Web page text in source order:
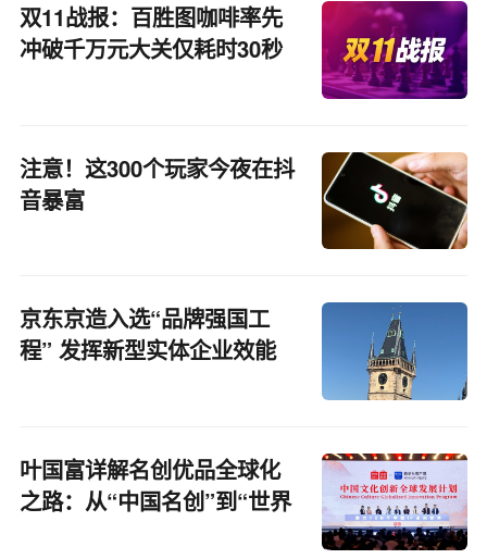
双11战报：百胜图咖啡率先
冲破千万元大关仅耗时30秒
注意！这300个玩家今夜在抖
音暴富
京东京造入选“品牌强国工
程” 发挥新型实体企业效能
叶国富详解名创优品全球化
之路：从“中国名创”到“世界